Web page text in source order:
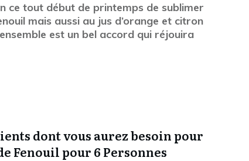
ce tout début de printemps de sublimer
mais aussi au jus d’orange et citron
est un bel accord qui réjouira
dont vous aurez besoin pour
Fenouil pour 6 Personnes